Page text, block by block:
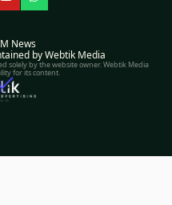
YouTubeWhatsApp
News
by Webtik Media
solely by the website owner. Webtik Media
for its content.